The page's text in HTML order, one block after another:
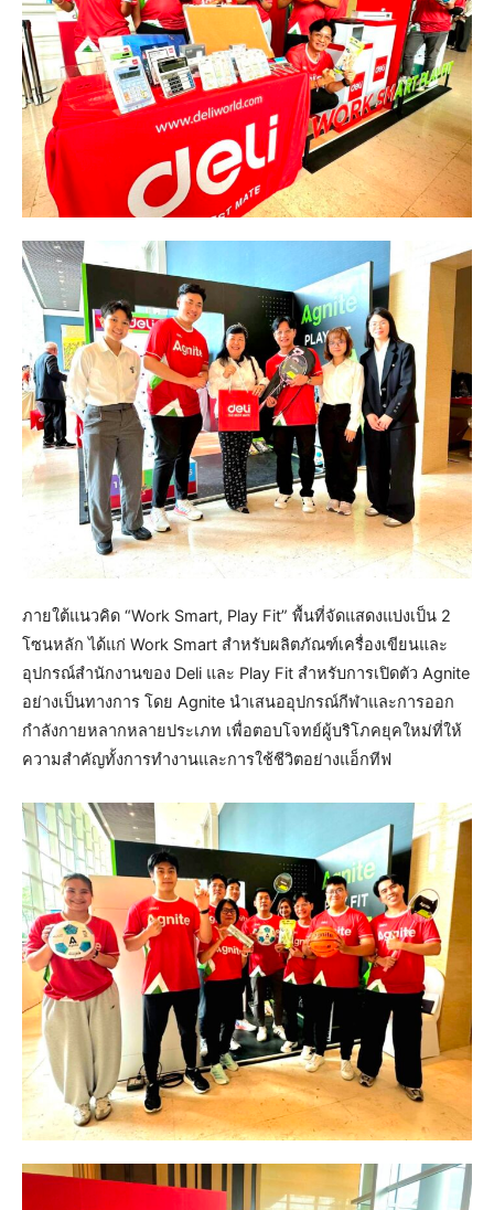
ภายใต้แนวคิด “Work Smart, Play Fit” พื้นที่จัดแสดงแบ่งเป็น 2
โซนหลัก ได้แก่ Work Smart สำหรับผลิตภัณฑ์เครื่องเขียนและ
อุปกรณ์สำนักงานของ Deli และ Play Fit สำหรับการเปิดตัว Agnite
อย่างเป็นทางการ โดย Agnite นำเสนออุปกรณ์กีฬาและการออก
กำลังกายหลากหลายประเภท เพื่อตอบโจทย์ผู้บริโภคยุคใหม่ที่ให้
ความสำคัญทั้งการทำงานและการใช้ชีวิตอย่างแอ็กทีฟ